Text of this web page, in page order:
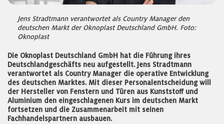
Jens Stradtmann verantwortet als Country Manager den
deutschen Markt der Oknoplast Deutschland GmbH. Foto:
Oknoplast
Die Oknoplast Deutschland GmbH hat die Führung ihres
Deutschlandgeschäfts neu aufgestellt. Jens Stradtmann
verantwortet als Country Manager die operative Entwicklung
des deutschen Marktes. Mit dieser Personalentscheidung will
der Hersteller von Fenstern und Türen aus Kunststoff und
Aluminium den eingeschlagenen Kurs im deutschen Markt
fortsetzen und die Zusammenarbeit mit seinen
Fachhandelspartnern ausbauen.